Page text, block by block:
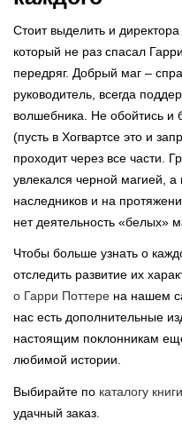
Стоит выделить и
который не раз спасал
передряг. Добрый маг –
руководитель, всегда
волшебника. Не обойтись
(пусть в Хогвартсе это и
проходит через все части.
увлекался черной магией,
наследников и на
нет деятельность «белых»
Чтобы больше узнать о
отследить развитие их
о Гарри Поттере на нашем
нас есть дополнительные
настоящим поклонникам
любимой истории.
Выбирайте по каталогу
удачный заказ.